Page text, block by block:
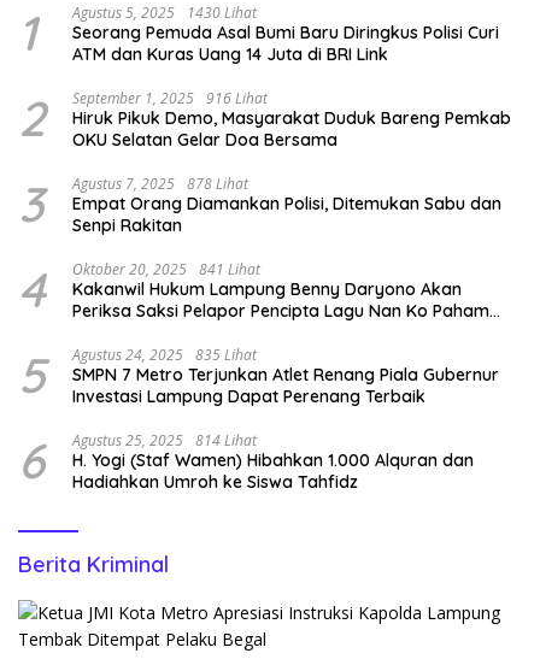
1 Agustus 5, 2025 1430 Lihat
Seorang Pemuda Asal Bumi Baru Diringkus Polisi Curi
ATM dan Kuras Uang 14 Juta di BRI Link
2 September 1, 2025 916 Lihat
Hiruk Pikuk Demo, Masyarakat Duduk Bareng Pemkab
OKU Selatan Gelar Doa Bersama
3 Agustus 7, 2025 878 Lihat
Empat Orang Diamankan Polisi, Ditemukan Sabu dan
Senpi Rakitan
4 Oktober 20, 2025 841 Lihat
Kakanwil Hukum Lampung Benny Daryono Akan
Periksa Saksi Pelapor Pencipta Lagu Nan Ko Paham
5 Agustus 24, 2025 835 Lihat
SMPN 7 Metro Terjunkan Atlet Renang Piala Gubernur
Investasi Lampung Dapat Perenang Terbaik
6 Agustus 25, 2025 814 Lihat
H. Yogi (Staf Wamen) Hibahkan 1.000 Alquran dan
Hadiahkan Umroh ke Siswa Tahfidz
Berita Kriminal